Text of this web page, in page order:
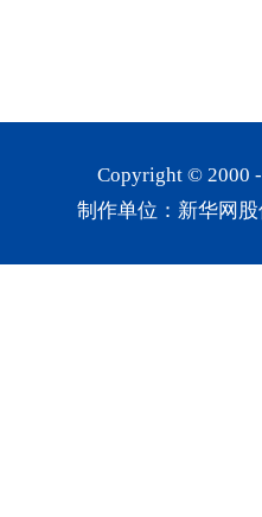
Copyright © 2000 -
制作单位：新华网